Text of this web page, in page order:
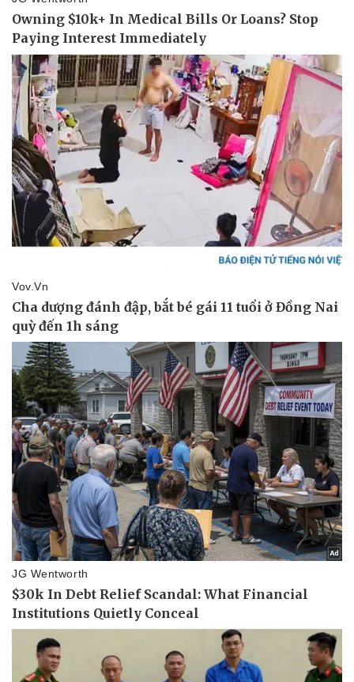
Doanh nghiệp
Thông tin doanh nghiệp
Doanh nghiệp 24h
Doanh nhân
Vì cộng đồng
Công nghệ
Sành điệu
Tin Công nghệ
Trải nghiệm
Chuyển đổi số